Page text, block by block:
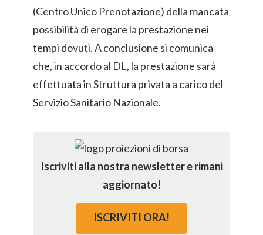
(Centro Unico Prenotazione) della mancata
possibilità di erogare la prestazione nei
tempi dovuti. A conclusione si comunica
che, in accordo al DL, la prestazione sarà
effettuata in Struttura privata a carico del
Servizio Sanitario Nazionale.
Iscriviti alla nostra newsletter e rimani
aggiornato!
ISCRIVITI ORA!